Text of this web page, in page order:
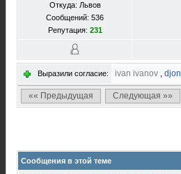
Откуда: Львов
Сообщений: 536
Репутация: 231
Выразили согласие: ivan ivanov , djon
«« Предыдущая Следующая »»
Сообщения в этой теме